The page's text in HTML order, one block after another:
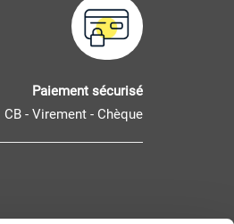
Paiement sécurisé
CB - Virement - Chèque